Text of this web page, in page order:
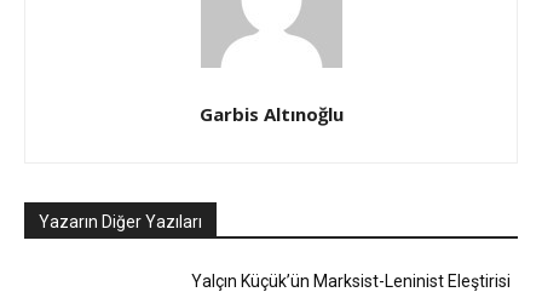
Garbis Altınoğlu
Yazarın Diğer Yazıları
Yalçın Küçük’ün Marksist-Leninist Eleştirisi